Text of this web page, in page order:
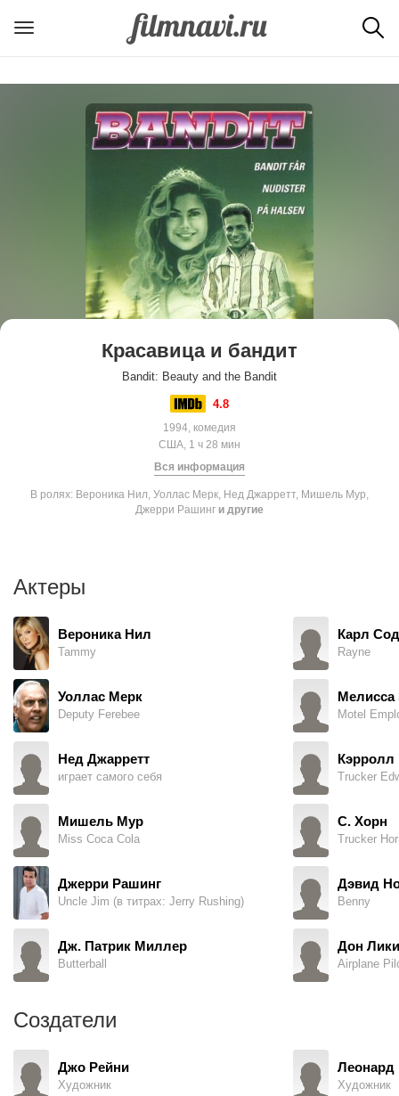
Красавица и бандит
Bandit: Beauty and the Bandit
4.8
1994, комедия
США, 1 ч 28 мин
Вся информация
В ролях: Вероника Нил, Уоллас Мерк, Нед Джарретт, Мишель Мур,
Джерри Рашинг и другие
Актеры
Вероника Нил
Tammy
Уоллас Мерк
Deputy Ferebee
Нед Джарретт
играет самого себя
Мишель Мур
Miss Coca Cola
Джерри Рашинг
Uncle Jim (в титрах: Jerry Rushing)
Дж. Патрик Миллер
Butterball
Карл
Rayne
Мелисса
Motel
Trucker
С. Хорн
Trucker
Дэвид
Benny
Дон
Airplane
Создатели
Джо Рейни
Художник
Леонард
Художник